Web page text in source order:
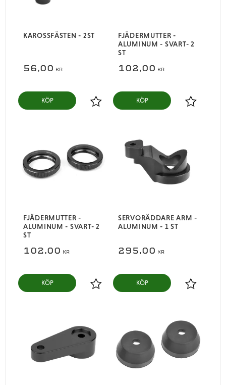
KAROSSFÄSTEN - 2ST
56,00 KR
Lägg till i favoriter
KÖP
FJÄDERMUTTER -
ALUMINUM - SVART- 2
ST
102,00 KR
Lägg till i
KÖP
FJÄDERMUTTER -
ALUMINUM - SVART- 2
ST
102,00 KR
Lägg till i favoriter
KÖP
SERVORÄDDARE ARM -
ALUMINUM - 1 ST
295,00 KR
Lägg till i
KÖP